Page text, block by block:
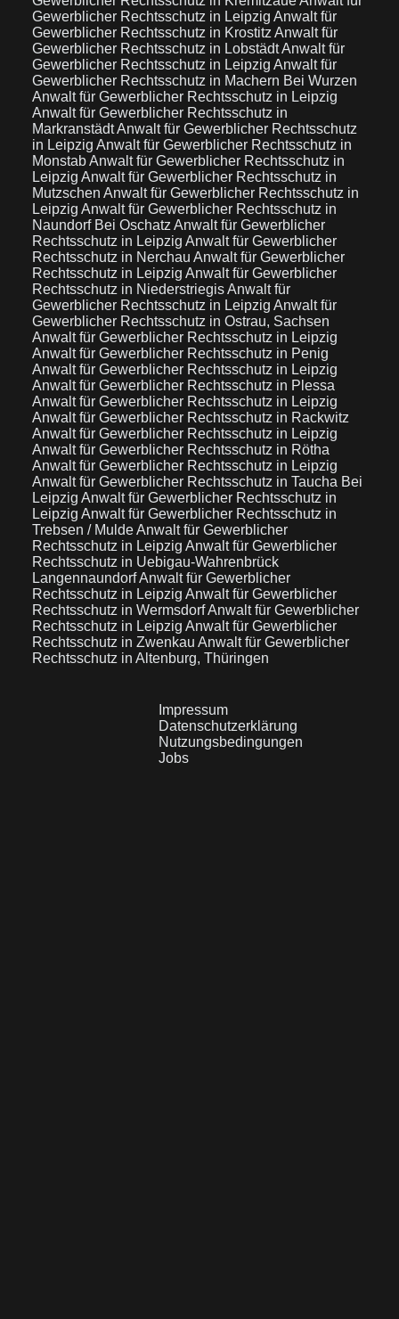
Gewerblicher Rechtsschutz in Leipzig Anwalt für
Gewerblicher Rechtsschutz in Krostitz Anwalt für
Gewerblicher Rechtsschutz in LobstädtAnwalt für
Gewerblicher Rechtsschutz in Leipzig Anwalt für
Gewerblicher Rechtsschutz in Machern Bei Wurzen
Anwalt für Gewerblicher Rechtsschutz in Leipzig
Anwalt für Gewerblicher Rechtsschutz in
MarkranstädtAnwalt für Gewerblicher Rechtsschutz
in Leipzig Anwalt für Gewerblicher Rechtsschutz in
MonstabAnwalt für Gewerblicher Rechtsschutz in
Leipzig Anwalt für Gewerblicher Rechtsschutz in
Mutzschen Anwalt für Gewerblicher Rechtsschutz in
Leipzig Anwalt für Gewerblicher Rechtsschutz in
Naundorf Bei Oschatz Anwalt für Gewerblicher
Rechtsschutz in Leipzig Anwalt für Gewerblicher
Rechtsschutz in Nerchau Anwalt für Gewerblicher
Rechtsschutz in Leipzig Anwalt für Gewerblicher
Rechtsschutz in NiederstriegisAnwalt für
Gewerblicher Rechtsschutz in Leipzig Anwalt für
Gewerblicher Rechtsschutz in Ostrau, Sachsen
Anwalt für Gewerblicher Rechtsschutz in Leipzig
Anwalt für Gewerblicher Rechtsschutz in Penig
Anwalt für Gewerblicher Rechtsschutz in Leipzig
Anwalt für Gewerblicher Rechtsschutz in Plessa
Anwalt für Gewerblicher Rechtsschutz in Leipzig
Anwalt für Gewerblicher Rechtsschutz in Rackwitz
Anwalt für Gewerblicher Rechtsschutz in Leipzig
Anwalt für Gewerblicher Rechtsschutz in Rötha
Anwalt für Gewerblicher Rechtsschutz in Leipzig
Anwalt für Gewerblicher Rechtsschutz in Taucha Bei
Leipzig Anwalt für Gewerblicher Rechtsschutz in
Leipzig Anwalt für Gewerblicher Rechtsschutz in
Trebsen / MuldeAnwalt für Gewerblicher
Rechtsschutz in Leipzig Anwalt für Gewerblicher
Rechtsschutz in Uebigau-Wahrenbrück
LangennaundorfAnwalt für Gewerblicher
Rechtsschutz in Leipzig Anwalt für Gewerblicher
Rechtsschutz in WermsdorfAnwalt für Gewerblicher
Rechtsschutz in Leipzig Anwalt für Gewerblicher
Rechtsschutz in Zwenkau Anwalt für Gewerblicher
Rechtsschutz in Altenburg, Thüringen
Impressum
Datenschutzerklärung
Nutzungsbedingungen
Jobs